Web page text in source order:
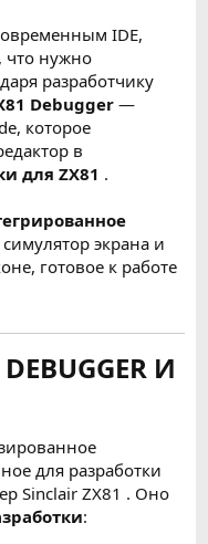
IDE,
что нужно
разработчику
Debugger—
которое
в
для ZX81 .
экрана и
готовое к работе
И
для разработки
Sinclair ZX81 . Оно
: